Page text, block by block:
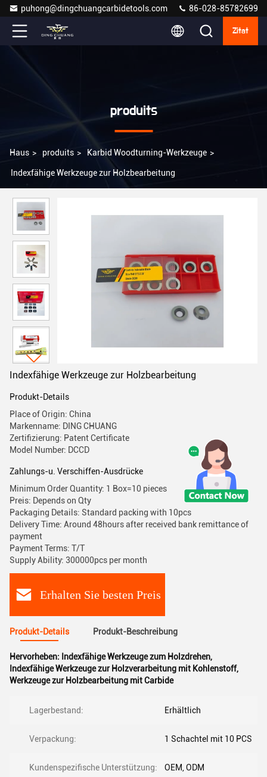
puhong@dingchuangcarbidetools.com 86-028-85782699
Zitat
produits
Haus > produits > Karbid Woodturning-Werkzeuge >
Indexfähige Werkzeuge zur Holzbearbeitung
Indexfähige Werkzeuge zur Holzbearbeitung
Produkt-Details
Place of Origin: China
Markenname: DING CHUANG
Zertifizierung: Patent Certificate
Model Number: DCCD
Zahlungs-u. Verschiffen-Ausdrücke
Minimum Order Quantity: 1 Box=10 pieces
Preis: Depends on Qty
Packaging Details: Standard packing with 10pcs
Delivery Time: Around 48hours after received bank remittance of
payment
Payment Terms: T/T
Supply Ability: 300000pcs per month
Erhalten Sie besten Preis
Produkt-Details Produkt-Beschreibung
Hervorheben: Indexfähige Werkzeuge zum Holzdrehen,
Indexfähige Werkzeuge zur Holzverarbeitung mit Kohlenstoff,
Werkzeuge zur Holzbearbeitung mit Carbide
Lagerbestand: Erhältlich
Verpackung: 1 Schachtel mit 10 PCS
Kundenspezifische Unterstützung: OEM, ODM